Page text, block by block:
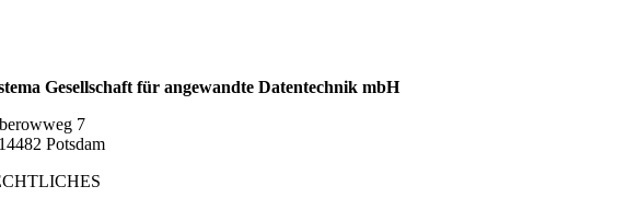
Gesellschaft für angewandte Datentechnik mbH
7
Potsdam